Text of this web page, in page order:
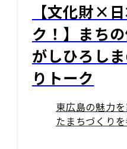
【文化財×
ク！】まち
がしひろし
りトーク
東広島の魅力
たまちづくり